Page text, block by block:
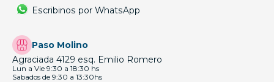
Escribinos por WhatsApp
Paso Molino
Agraciada 4129 esq. Emilio Romero
Lun a Vie 9:30 a 18:30 hs
Sabados de 9:30 a 13:30hs